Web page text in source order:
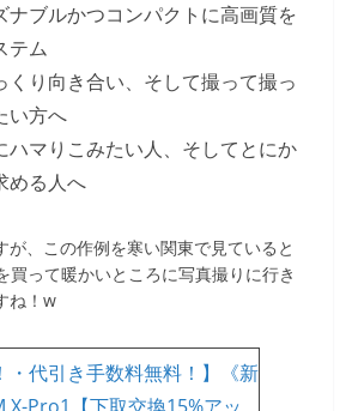
ナブルかつコンパクトに高画質を
テム
くり向き合い、そして撮って撮っ
い方へ
ハマりこみたい人、そしてとにか
める人へ
が、この作例を寒い関東で見ていると
買って暖かいところに写真撮りに行き
ね！w